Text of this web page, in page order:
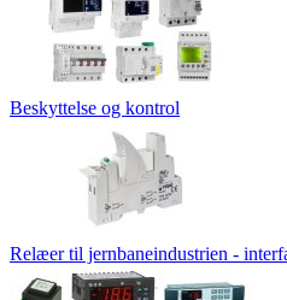
Beskyttelse og kontrol
Relæer til jernbaneindustrien -